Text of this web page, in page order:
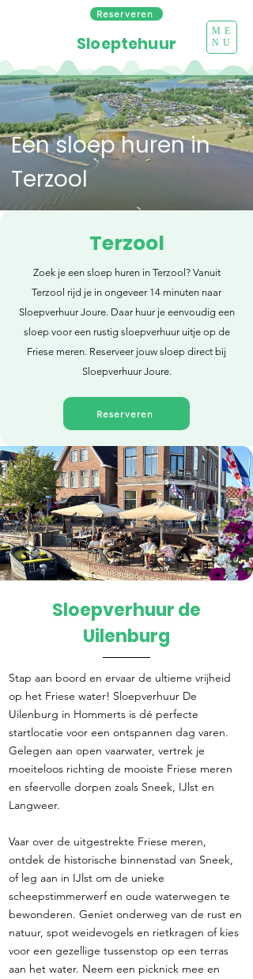
Reserveren
ME
NU
Sloeptehuur
Een sloep huren in
Terzool
Terzool
Zoek je een sloep huren in Terzool? Vanuit
Terzool rijd je in ongeveer 14 minuten naar
Sloepverhuur Joure. Daar huur je eenvoudig een
sloep voor een rustig sloepverhuur uitje op de
Friese meren. Reserveer jouw sloep direct bij
Sloepverhuur Joure.
Reserveren
Direct reserveren
Sloepverhuur de
Uilenburg
Stap aan boord en ervaar de ultieme vrijheid
op het Friese water! Sloepverhuur De
Uilenburg in Hommerts is dé perfecte
startlocatie voor een ontspannen dag varen.
Gelegen aan open vaarwater, vertrek je
moeiteloos richting de mooiste Friese meren
en sfeervolle dorpen zoals Sneek, IJlst en
Langweer.
Vaar over de uitgestrekte Friese meren,
ontdek de historische binnenstad van Sneek,
of leg aan in IJlst om de unieke
scheepstimmerwerf en oude waterwegen te
bewonderen. Geniet onderweg van de rust en
natuur, spot weidevogels en rietkragen of kies
voor een gezellige tussenstop op een terras
aan het water. Neem een picknick mee en